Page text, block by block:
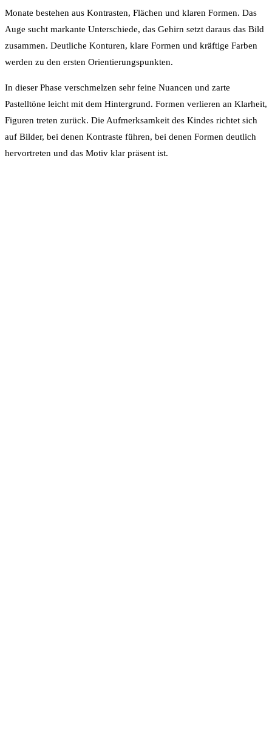
Monate bestehen aus Kontrasten, Flächen und klaren Formen. Das
Auge sucht markante Unterschiede, das Gehirn setzt daraus das Bild
zusammen. Deutliche Konturen, klare Formen und kräftige Farben
werden zu den ersten Orientierungspunkten.
In dieser Phase verschmelzen sehr feine Nuancen und zarte
Pastelltöne leicht mit dem Hintergrund. Formen verlieren an Klarheit,
Figuren treten zurück. Die Aufmerksamkeit des Kindes richtet sich
auf Bilder, bei denen Kontraste führen, bei denen Formen deutlich
hervortreten und das Motiv klar präsent ist.